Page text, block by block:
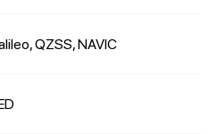
QZSS, NAVIC